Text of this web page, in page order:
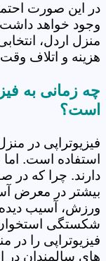
در این صورت
وجود خواهد
منزل اردل،
هزینه و اتلاف
چه زمانی به
است؟
فیزیوتراپی در
استفاده است. اما
دارند. چرا که در
بیشتر در معرض
ورزش، آسیب
شکستگی استخوان
فیزیوتراپی را در
های سالمندان در